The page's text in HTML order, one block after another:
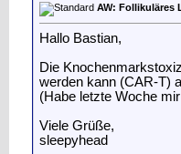
AW: Follikuläres
Hallo Bastian,
Die
werden kann (CAR-T)
(Habe letzte Woche
Viele Grüße,
sleepyhead